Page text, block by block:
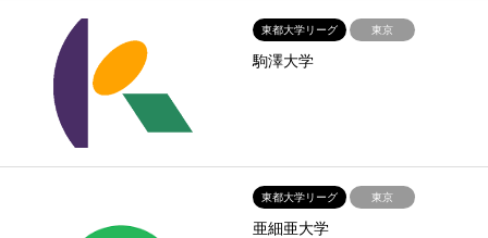
東都大学リーグ 東京
駒澤大学
東都大学リーグ 東京
亜細亜大学